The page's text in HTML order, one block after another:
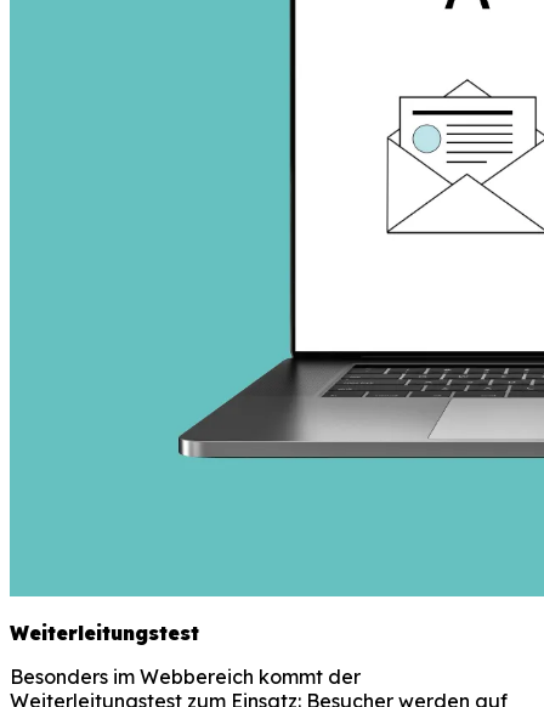
Weiterleitungstest
Besonders im Webbereich kommt der
Weiterleitungstest zum Einsatz: Besucher werden auf